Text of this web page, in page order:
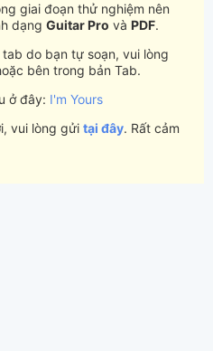
giai đoạn thử nghiệm nên
dạng Guitar Pro và PDF.
do bạn tự soạn, vui lòng
bên trong bản Tab.
ở đây: I'm Yours
vui lòng gửi tại đây. Rất cảm